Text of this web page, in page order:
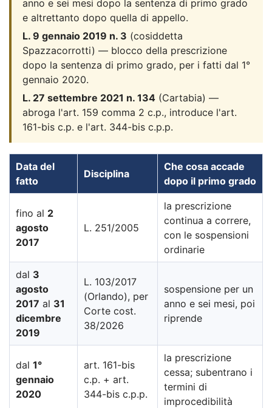
anno e sei mesi dopo la sentenza di primo grado
e altrettanto dopo quella di appello.
L. 9 gennaio 2019 n. 3 (cosiddetta
Spazzacorrotti) — blocco della prescrizione
dopo la sentenza di primo grado, per i fatti dal 1°
gennaio 2020.
L. 27 settembre 2021 n. 134 (Cartabia) —
abroga l'art. 159 comma 2 c.p., introduce l'art.
161-bis c.p. e l'art. 344-bis c.p.p.
Data del
fatto
Disciplina
Che cosa accade
dopo il primo grado
fino al 2
agosto
2017
L. 251/2005
la prescrizione
continua a correre,
con le sospensioni
ordinarie
dal 3
agosto
2017 al 31
dicembre
2019
L. 103/2017
(Orlando), per
Corte cost.
38/2026
sospensione per un
anno e sei mesi, poi
riprende
dal 1°
gennaio
2020
art. 161-bis
c.p. + art.
344-bis c.p.p.
la prescrizione
cessa; subentrano i
termini di
improcedibilità